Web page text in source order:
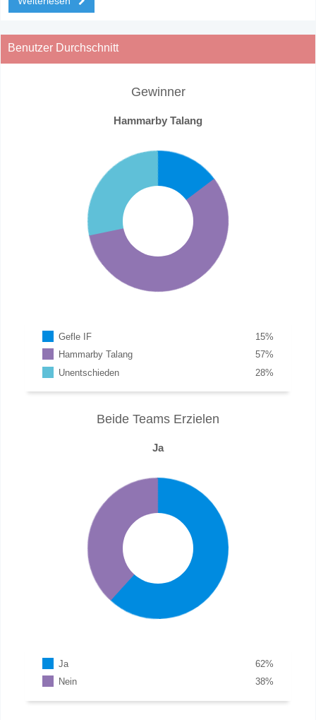
Benutzer Durchschnitt
Gewinner
Hammarby Talang
Gefle IF %
15
Hammarby Talang
%
57
Unentschieden
%
28
Beide Teams Erzielen
Ja
Ja %
62
Nein
%
38